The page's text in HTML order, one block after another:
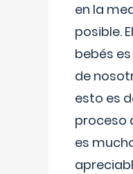
en la
posible.
bebés
de
esto es
proceso
es